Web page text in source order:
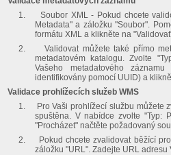
1.
Soubor XML - Pokud chcete
Metadata" a záložku "Soubor".
formátu XML a klikněte na
2.
Validovat můžete také přímo
metadatovém katalogu. Zvolte
Vašeho metadatového
identifikovány pomocí UUID) a
Validace prohlížecích služeb WMS
1.
Pro Vaši prohlížecí službu můžete
spuštěna. V nabídce zvolte "Typ:
"Procházet" načtěte požadovaný
2.
Pokud chcete zvalidovat běžící
záložku "URL". Zadejte URL